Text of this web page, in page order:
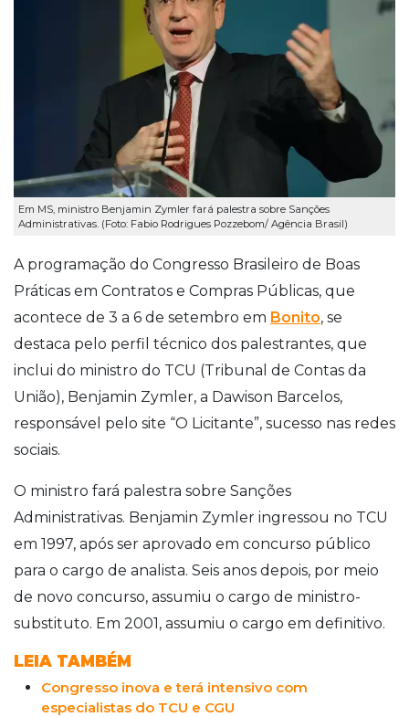
Em MS, ministro Benjamin Zymler fará palestra sobre Sanções
Administrativas. (Foto: Fabio Rodrigues Pozzebom/ Agência Brasil)
A programação do Congresso Brasileiro de Boas
Práticas em Contratos e Compras Públicas, que
acontece de 3 a 6 de setembro em Bonito, se
destaca pelo perfil técnico dos palestrantes, que
inclui do ministro do TCU (Tribunal de Contas da
União), Benjamin Zymler, a Dawison Barcelos,
responsável pelo site “O Licitante”, sucesso nas redes
sociais.
O ministro fará palestra sobre Sanções
Administrativas. Benjamin Zymler ingressou no TCU
em 1997, após ser aprovado em concurso público
para o cargo de analista. Seis anos depois, por meio
de novo concurso, assumiu o cargo de ministro-
substituto. Em 2001, assumiu o cargo em definitivo.
LEIA TAMBÉM
Congresso inova e terá intensivo com
especialistas do TCU e CGU